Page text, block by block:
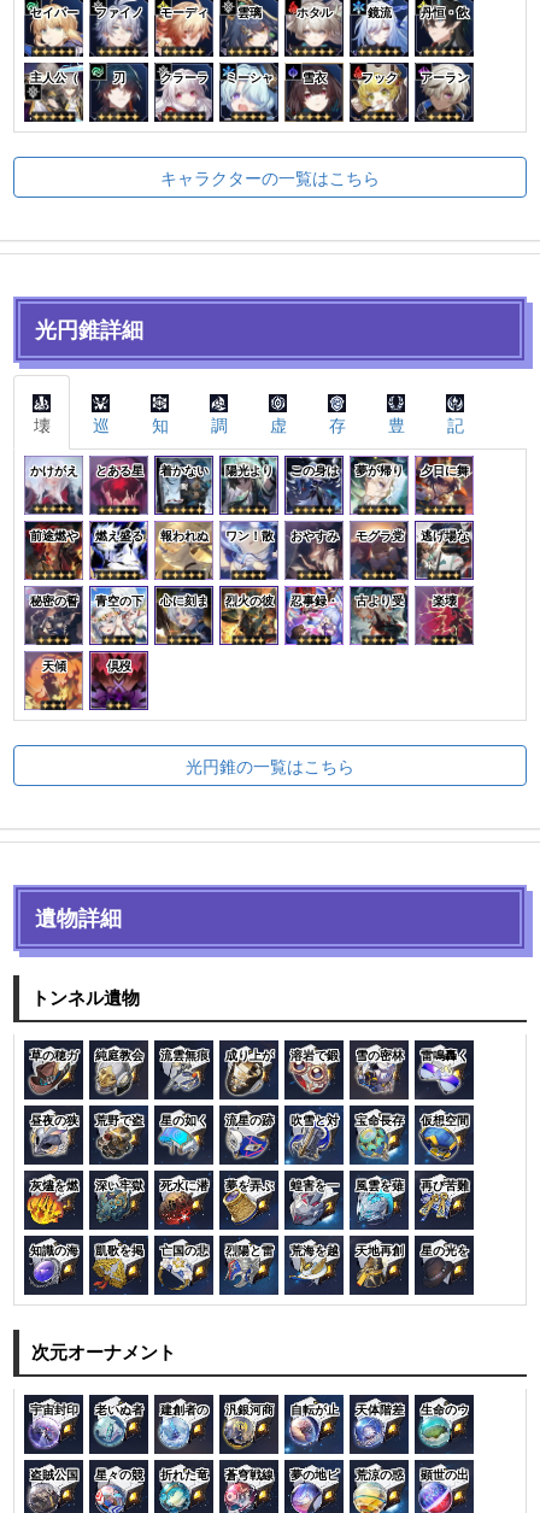
セイバー ファイノ モーディ 雲璃 ホタル 鏡流 丹恒・飲
主人公（ 刃 クラーラ ミーシャ 雪衣 フック アーラン
キャラクターの一覧はこちら
光円錐詳細
壊 巡 知 調 虚 存 豊 記
かけがえ とある星 着かない 陽光より この身は 夢が帰り 夕日に舞
前途燃や 燃え盛る 報われぬ ワン！散 おやすみ モグラ党 逃げ場な
秘密の誓 青空の下 心に刻ま 烈火の彼 忍事録・ 古より受 楽壊
天傾 倶歿
光円錐の一覧はこちら
遺物詳細
トンネル遺物
草の穂ガ 純庭教会 流雲無痕 成り上が 溶岩で鍛 雪の密林 雷鳴轟く
昼夜の狭 荒野で盗 星の如く 流星の跡 吹雪と対 宝命長存 仮想空間
灰燼を燃 深い牢獄 死水に潜 夢を弄ぶ 蝗害を一 風雲を薙 再び苦難
知識の海 凱歌を掲 亡国の悲 烈陽と雷 荒海を越 天地再創 星の光を
次元オーナメント
宇宙封印 老いぬ者 建創者の 汎銀河商 自転が止 天体階差 生命のウ
盗賊公国 星々の競 折れた竜 蒼穹戦線 夢の地ピ 荒涼の惑 顕世の出